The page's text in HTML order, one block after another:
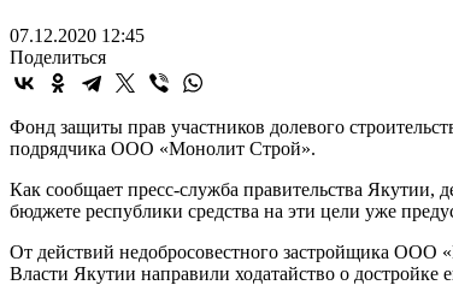
07.12.2020 12:45
Поделиться
Фонд защиты прав участников долевого
подрядчика ООО «Монолит Строй».
Как сообщает пресс-служба правительства Якутии,
бюджете республики средства на эти цели уже
От действий недобросовестного застройщика ООО
Власти Якутии направили ходатайство о достройке